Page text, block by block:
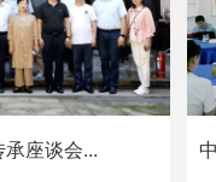
承座谈会...